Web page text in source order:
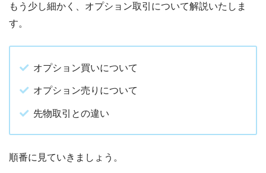
もう少し細かく、オプション取引について解説いたしま
す。
オプション買いについて
オプション売りについて
先物取引との違い
順番に見ていきましょう。